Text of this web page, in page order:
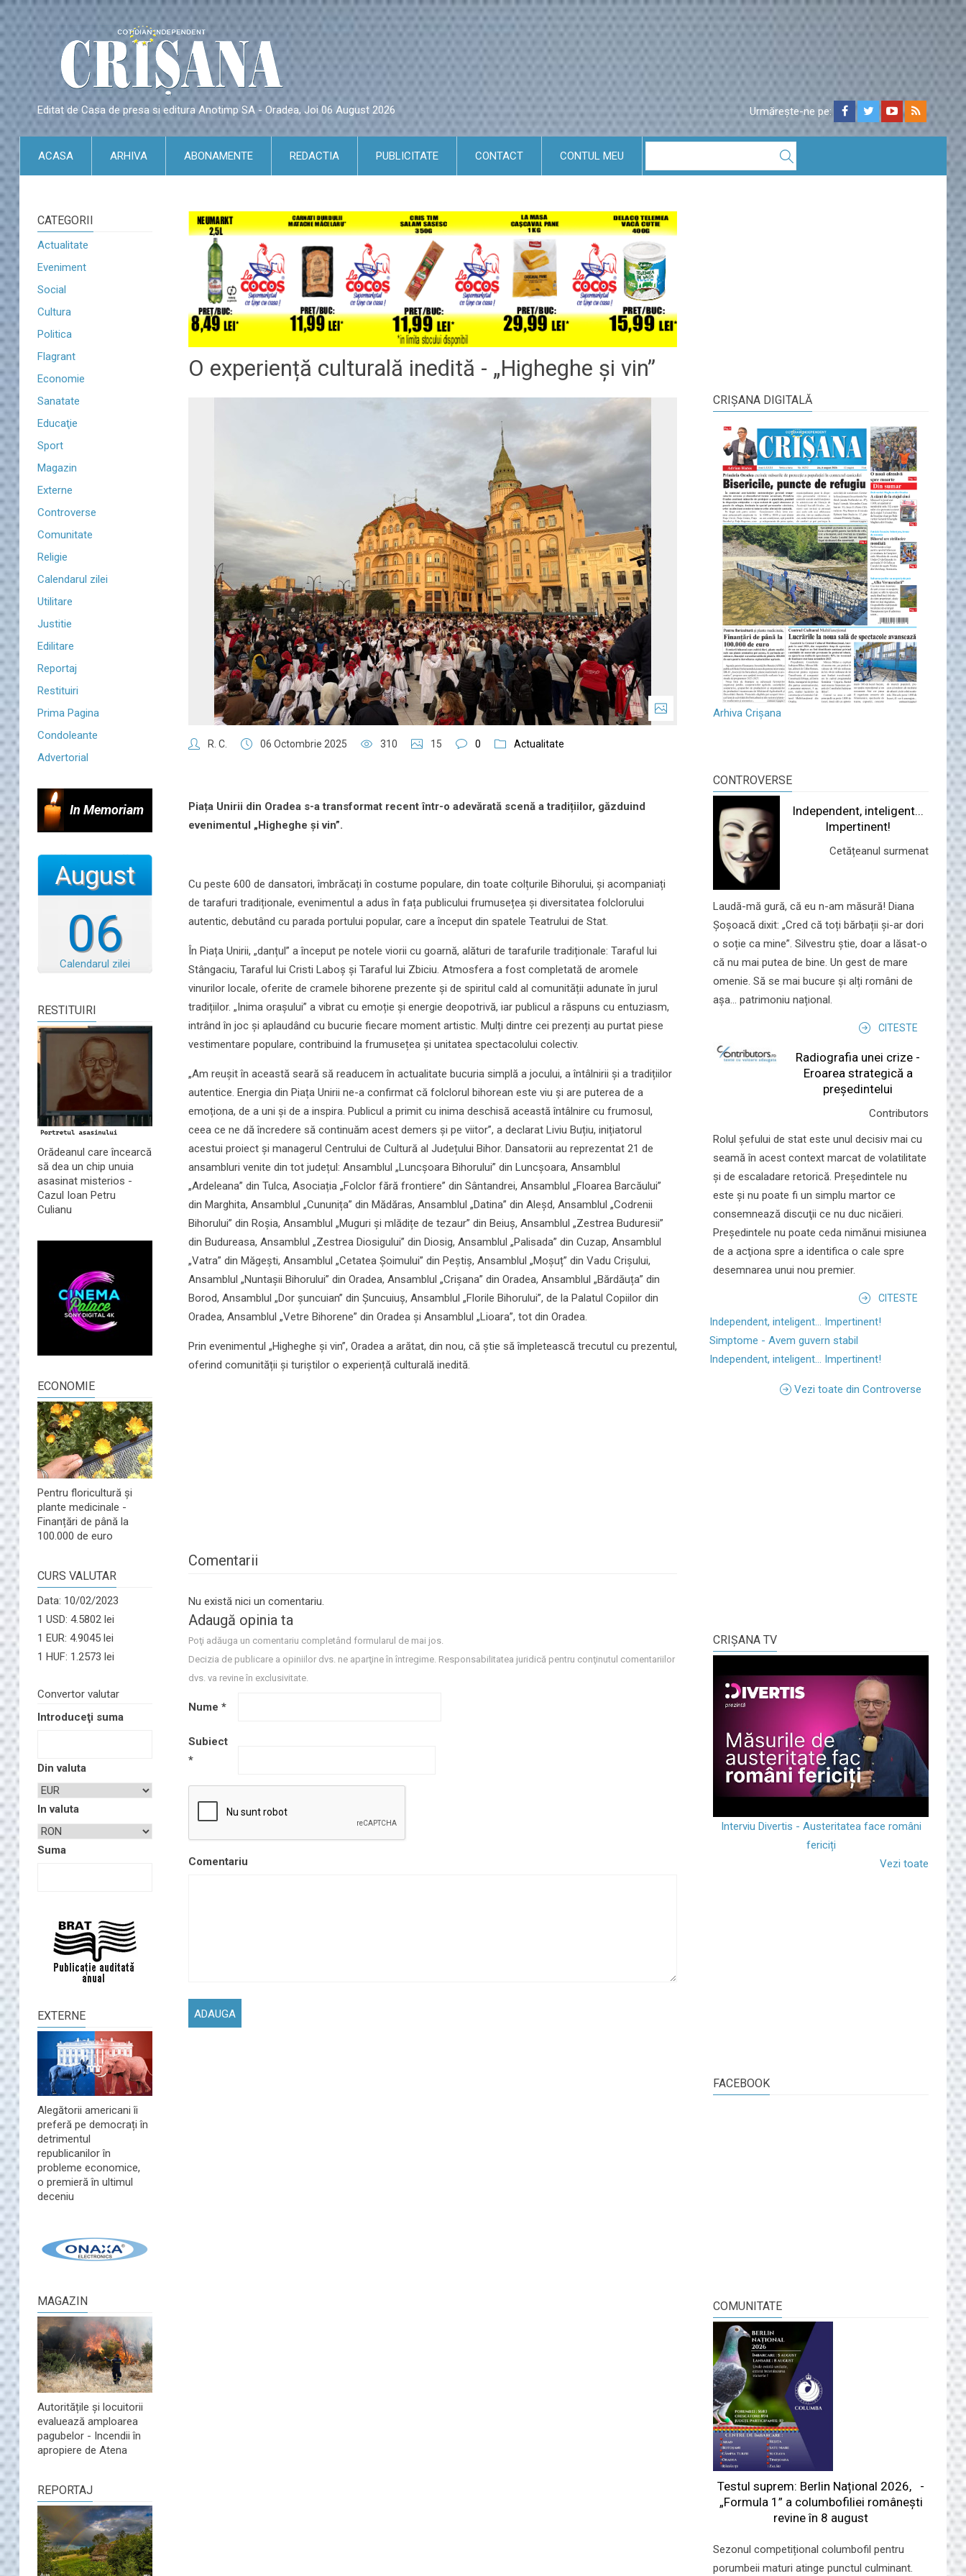
Editat de Casa de presa si editura Anotimp SA - Oradea, Joi 06 August 2026 Urmărește-ne pe:
ACASA ARHIVA ABONAMENTE REDACTIA PUBLICITATE CONTACT CONTUL MEU
CATEGORII
Actualitate
Eveniment
Social
Cultura
Politica
Flagrant
Economie
Sanatate
Educaţie
Sport
Magazin
Externe
Controverse
Comunitate
Religie
Calendarul zilei
Utilitare
Justitie
Edilitare
Reportaj
Restituiri
Prima Pagina
Condoleante
Advertorial
In Memoriam
06
August
Calendarul zilei
RESTITUIRI
Orădeanul care încearcă
să dea un chip unuia
asasinat misterios -
Cazul Ioan Petru
Culianu
ECONOMIE
Pentru floricultură și
plante medicinale -
Finanțări de până la
100.000 de euro
CURS VALUTAR
Data: 10/02/2023
1 USD: 4.5802 lei
1 EUR: 4.9045 lei
1 HUF: 1.2573 lei
Convertor valutar
Introduceţi suma
Din valuta
In valuta
Suma
EXTERNE
Alegătorii americani îi
preferă pe democrați în
detrimentul
republicanilor în
probleme economice,
o premieră în ultimul
deceniu
MAGAZIN
Autoritățile și locuitorii
evaluează amploarea
pagubelor - Incendii în
apropiere de Atena
REPORTAJ
O experiență culturală inedită - „Higheghe și vin”
R. C. 06 Octombrie 2025 310 15 0 Actualitate
Piața Unirii din Oradea s-a transformat recent într-o adevărată scenă a tradițiilor, găzduind
evenimentul „Higheghe și vin”.
Cu peste 600 de dansatori, îmbrăcați în costume populare, din toate colțurile Bihorului, și acompaniați
de tarafuri tradiționale, evenimentul a adus în fața publicului frumusețea și diversitatea folclorului
autentic, debutând cu parada portului popular, care a început din spatele Teatrului de Stat.
În Piața Unirii, „danțul” a început pe notele viorii cu goarnă, alături de tarafurile tradiționale: Taraful lui
Stângaciu, Taraful lui Cristi Laboș și Taraful lui Zbiciu. Atmosfera a fost completată de aromele
vinurilor locale, oferite de cramele bihorene prezente și de spiritul cald al comunității adunate în jurul
tradițiilor. „Inima orașului” a vibrat cu emoție și energie deopotrivă, iar publicul a răspuns cu entuziasm,
intrând în joc și aplaudând cu bucurie fiecare moment artistic. Mulți dintre cei prezenți au purtat piese
vestimentare populare, contribuind la frumusețea și unitatea spectacolului colectiv.
„Am reușit în această seară să readucem în actualitate bucuria simplă a jocului, a întâlnirii și a tradițiilor
autentice. Energia din Piața Unirii ne-a confirmat că folclorul bihorean este viu și are puterea de a
emoționa, de a uni și de a inspira. Publicul a primit cu inima deschisă această întâlnire cu frumosul,
ceea ce ne dă încredere să continuăm acest demers și pe viitor”, a declarat Liviu Buțiu, inițiatorul
acestui proiect și managerul Centrului de Cultură al Județului Bihor. Dansatorii au reprezentat 21 de
ansambluri venite din tot județul: Ansamblul „Luncșoara Bihorului” din Luncșoara, Ansamblul
„Ardeleana” din Tulca, Asociația „Folclor fără frontiere” din Sântandrei, Ansamblul „Floarea Barcăului”
din Marghita, Ansamblul „Cununița” din Mădăras, Ansamblul „Datina” din Aleșd, Ansamblul „Codrenii
Bihorului” din Roșia, Ansamblul „Muguri și mlădițe de tezaur” din Beiuș, Ansamblul „Zestrea Buduresii”
din Budureasa, Ansamblul „Zestrea Diosigului” din Diosig, Ansamblul „Palisada” din Cuzap, Ansamblul
„Vatra” din Măgești, Ansamblul „Cetatea Șoimului” din Peștiș, Ansamblul „Moșuț” din Vadu Crișului,
Ansamblul „Nuntașii Bihorului” din Oradea, Ansamblul „Crișana” din Oradea, Ansamblul „Bărdăuța” din
Borod, Ansamblul „Dor șuncuian” din Șuncuiuș, Ansamblul „Florile Bihorului”, de la Palatul Copiilor din
Oradea, Ansamblul „Vetre Bihorene” din Oradea și Ansamblul „Lioara”, tot din Oradea.
Prin evenimentul „Higheghe și vin”, Oradea a arătat, din nou, că știe să împletească trecutul cu prezentul,
oferind comunității și turiștilor o experiență culturală inedită.
Comentarii
Nu există nici un comentariu.
Adaugă opinia ta
Poţi adăuga un comentariu completând formularul de mai jos.
Decizia de publicare a opiniilor dvs. ne aparţine în întregime. Responsabilitatea juridică pentru conţinutul comentariilor
dvs. va revine în exclusivitate.
Nume *
Subiect
*
Comentariu
CRIŞANA DIGITALĂ
Arhiva Crișana
CONTROVERSE
Independent, inteligent...
Impertinent!
Cetățeanul surmenat
Laudă-mă gură, că eu n-am măsură! Diana
Șoșoacă dixit: „Cred că toți bărbații și-ar dori
o soție ca mine”. Silvestru știe, doar a lăsat-o
că nu mai putea de bine. Un gest de mare
omenie. Să se mai bucure și alți români de
așa... patrimoniu național.
CITESTE
Radiografia unei crize -
Eroarea strategică a
președintelui
Contributors
Rolul şefului de stat este unul decisiv mai cu
seamă în acest context marcat de volatilitate
şi de escaladare retorică. Preşedintele nu
este şi nu poate fi un simplu martor ce
consemnează discuţii ce nu duc nicăieri.
Preşedintele nu poate ceda nimănui misiunea
de a acţiona spre a identifica o cale spre
desemnarea unui nou premier.
CITESTE
Independent, inteligent... Impertinent!
Simptome - Avem guvern stabil
Independent, inteligent... Impertinent!
Vezi toate din Controverse
CRIŞANA TV
Interviu Divertis - Austeritatea face români
fericiți
Vezi toate
FACEBOOK
COMUNITATE
Testul suprem: Berlin Național 2026, -
„Formula 1” a columbofiliei româneşti
revine în 8 august
Sezonul competițional columbofil pentru
porumbeii maturi atinge punctul culminant.